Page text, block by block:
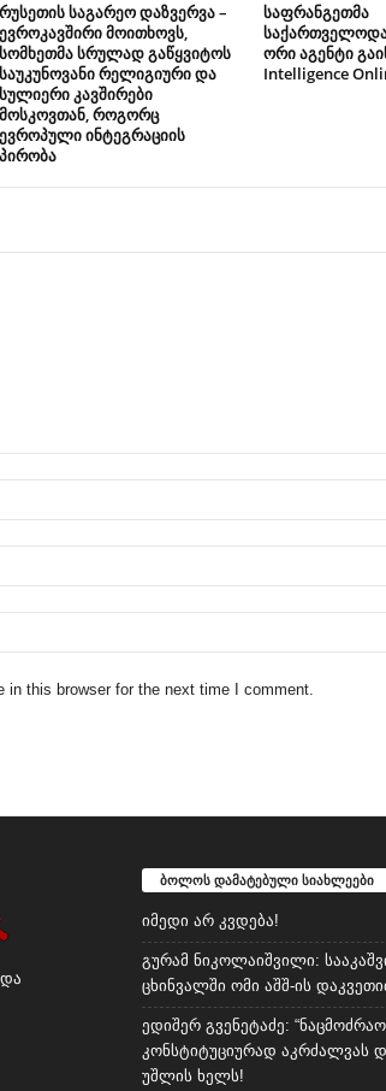
რუსეთის საგარეო დაზვერვა –
ევროკავშირი მოითხოვს,
სომხეთმა სრულად გაწყვიტოს
საუკუნოვანი რელიგიური და
სულიერი კავშირები
მოსკოვთან, როგორც
ევროპული ინტეგრაციის
პირობა
საფრანგეთმა
ორი აგენტი
Intelligence
in this browser for the next time I comment.
ბოლოს დამატებული სიახლეები
იმედი არ კვდება!
გურამ ნიკოლაიშვილი:
ცხინვალში ომი აშშ-ის
ედიშერ გვენეტაძე:
კონსტიტუციურად აკრძალვას
უშლის ხელს!